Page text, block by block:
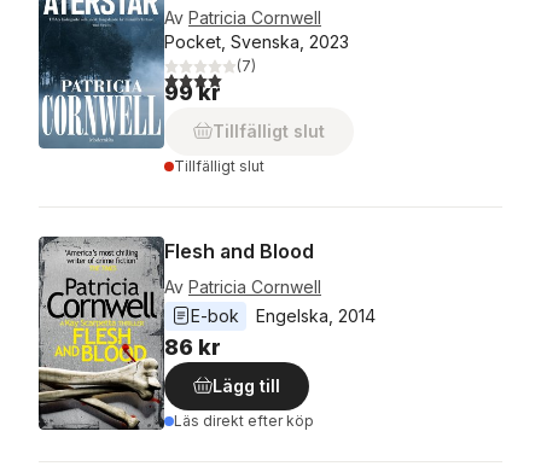
Av Patricia Cornwell
Pocket, Svenska, 2023
4,0utav 5 stjärnor. Totalt antal röster:
(7)
99 kr
Tillfälligt slut
Tillfälligt slut
Flesh and Blood
Av Patricia Cornwell
E-bok
Engelska 2014
86 kr
Lägg till
Läs direkt efter köp